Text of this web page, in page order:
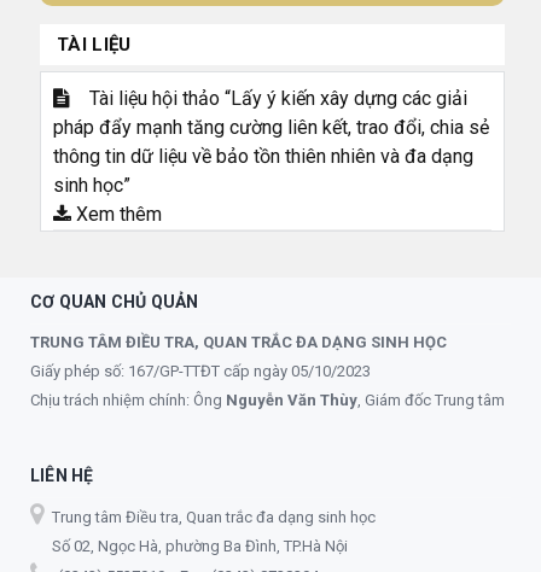
TÀI LIỆU
Tài liệu hội thảo “Lấy ý kiến xây dựng các giải
pháp đẩy mạnh tăng cường liên kết, trao đổi, chia sẻ
thông tin dữ liệu về bảo tồn thiên nhiên và đa dạng
sinh học”
Xem thêm
CƠ QUAN CHỦ QUẢN
TRUNG TÂM ĐIỀU TRA, QUAN TRẮC ĐA DẠNG SINH HỌC
Giấy phép số: 167/GP-TTĐT cấp ngày 05/10/2023
Chịu trách nhiệm chính: Ông Nguyễn Văn Thùy , Giám đốc Trung tâm
LIÊN HỆ
Trung tâm Điều tra, Quan trắc đa dạng sinh học
Số 02, Ngọc Hà, phường Ba Đình, TP.Hà Nội